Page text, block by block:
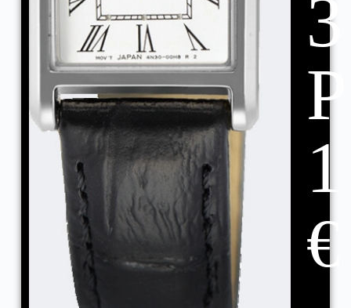
3
P
1
€